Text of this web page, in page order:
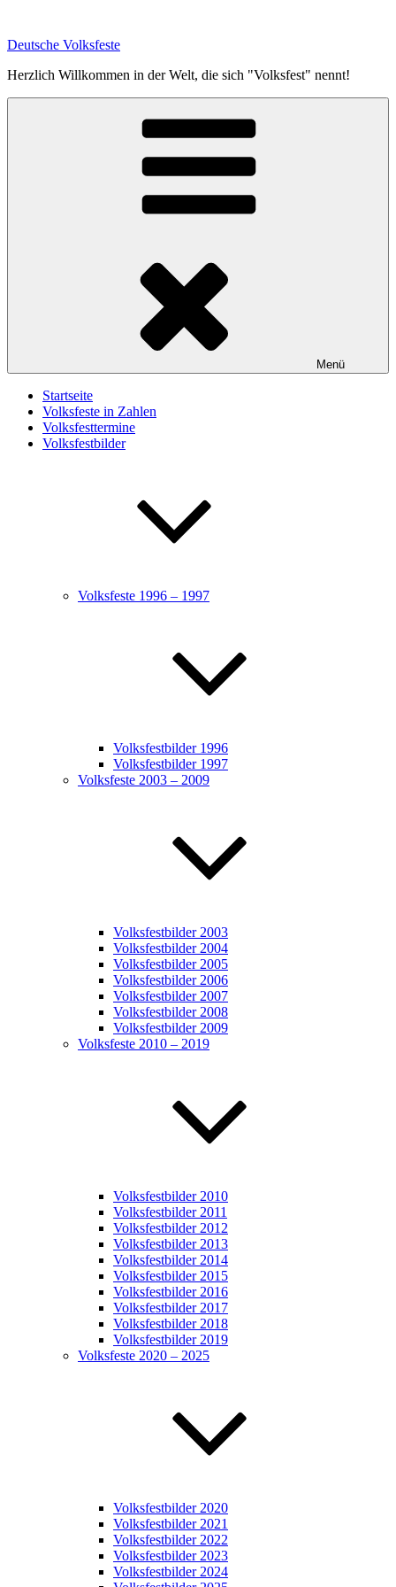
springen
Deutsche Volksfeste
Herzlich Willkommen in der Welt, die sich "Volksfest" nennt!
Menü
Startseite
Volksfeste in Zahlen
Volksfesttermine
Volksfestbilder
Volksfeste 1996 – 1997
Volksfestbilder 1996
Volksfestbilder 1997
Volksfeste 2003 – 2009
Volksfestbilder 2003
Volksfestbilder 2004
Volksfestbilder 2005
Volksfestbilder 2006
Volksfestbilder 2007
Volksfestbilder 2008
Volksfestbilder 2009
Volksfeste 2010 – 2019
Volksfestbilder 2010
Volksfestbilder 2011
Volksfestbilder 2012
Volksfestbilder 2013
Volksfestbilder 2014
Volksfestbilder 2015
Volksfestbilder 2016
Volksfestbilder 2017
Volksfestbilder 2018
Volksfestbilder 2019
Volksfeste 2020 – 2025
Volksfestbilder 2020
Volksfestbilder 2021
Volksfestbilder 2022
Volksfestbilder 2023
Volksfestbilder 2024